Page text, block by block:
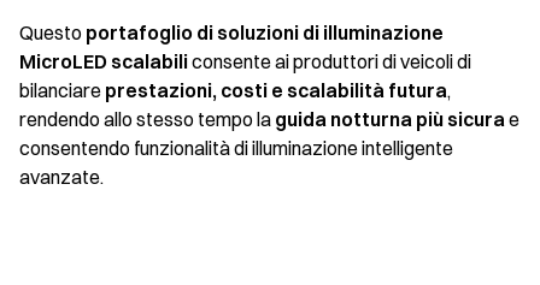
Questo portafoglio di soluzioni di illuminazione
MicroLED scalabiliconsente ai produttori di veicoli di
bilanciare prestazioni, costi e scalabilità futura,
rendendo allo stesso tempo la guida notturna più sicurae
consentendo funzionalità di illuminazione intelligente
avanzate.